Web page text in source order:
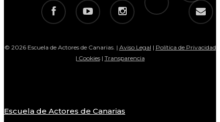
facebook youtube instagram email
© 2026 Escuela de Actores de Canarias. | Aviso Legal | Política de Privacidad
| Cookies| Transparencia
Close
Escuela de Actores de Canarias